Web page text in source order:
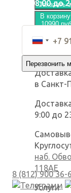
Заказать
В корзину
10990
без
в Санкт-
9:00 до
наб.
118АЕ
Услуги
(с 08:00 до
8 (812) 900 36-